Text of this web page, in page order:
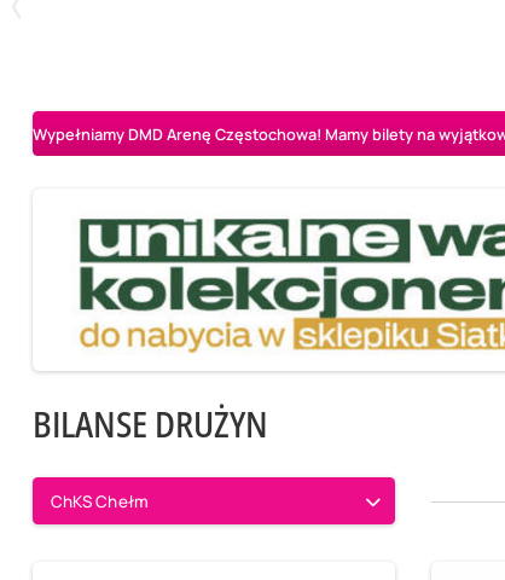
Wypełniamy DMD Arenę Częstochowa! Mamy bilety na
BILANSE DRUŻYN
ChKS Chełm